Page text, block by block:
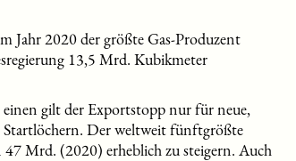
Jahr 2020 der größte Gas-Produzent
13,5 Mrd. Kubikmeter
gilt der Exportstopp nur für neue,
Startlöchern. Der weltweit fünftgrößte
Mrd. (2020) erheblich zu steigern. Auch